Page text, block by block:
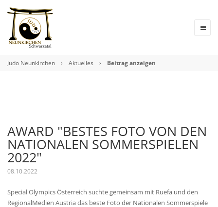
Judo Neunkirchen › Aktuelles › Beitrag anzeigen
AWARD "BESTES FOTO VON DEN
NATIONALEN SOMMERSPIELEN
2022"
08.10.2022
Special Olympics Österreich suchte gemeinsam mit Ruefa und den
RegionalMedien Austria das beste Foto der Nationalen Sommerspiele